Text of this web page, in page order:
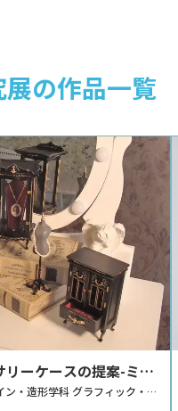
の作品一覧
ーケースの提案-ミニ
テム-
・造形学科 グラフィック・プ